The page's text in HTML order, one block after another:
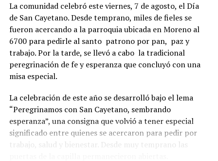
La comunidad celebró este viernes, 7 de agosto, el Día
de San Cayetano. Desde temprano, miles de fieles se
fueron acercando a la parroquia ubicada en Moreno al
6700 para pedirle al santo patrono por pan, paz y
trabajo. Por la tarde, se llevó a cabo la tradicional
peregrinación de fe y esperanza que concluyó con una
misa especial.
La celebración de este año se desarrolló bajo el lema
“Peregrinamos con San Cayetano, sembrando
esperanza”, una consigna que volvió a tener especial
significado entre quienes se acercaron para pedir por
trabajo, salud y bienestar. Desde muy temprano las